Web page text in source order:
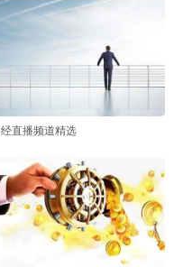
直播频道精选